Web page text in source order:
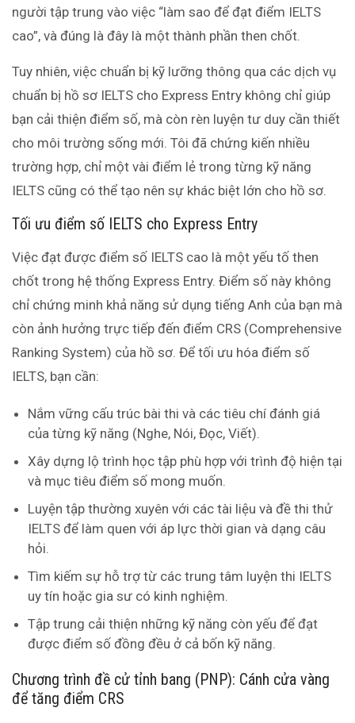
người tập trung vào việc “làm sao để đạt điểm IELTS
cao”, và đúng là đây là một thành phần then chốt.
Tuy nhiên, việc chuẩn bị kỹ lưỡng thông qua các dịch vụ
chuẩn bị hồ sơ IELTS cho Express Entry không chỉ giúp
bạn cải thiện điểm số, mà còn rèn luyện tư duy cần thiết
cho môi trường sống mới. Tôi đã chứng kiến nhiều
trường hợp, chỉ một vài điểm lẻ trong từng kỹ năng
IELTS cũng có thể tạo nên sự khác biệt lớn cho hồ sơ.
Tối ưu điểm số IELTS cho Express Entry
Việc đạt được điểm số IELTS cao là một yếu tố then
chốt trong hệ thống Express Entry. Điểm số này không
chỉ chứng minh khả năng sử dụng tiếng Anh của bạn mà
còn ảnh hưởng trực tiếp đến điểm CRS (Comprehensive
Ranking System) của hồ sơ. Để tối ưu hóa điểm số
IELTS, bạn cần:
Nắm vững cấu trúc bài thi và các tiêu chí đánh giá
của từng kỹ năng (Nghe, Nói, Đọc, Viết).
Xây dựng lộ trình học tập phù hợp với trình độ hiện tại
và mục tiêu điểm số mong muốn.
Luyện tập thường xuyên với các tài liệu và đề thi thử
IELTS để làm quen với áp lực thời gian và dạng câu
hỏi.
Tìm kiếm sự hỗ trợ từ các trung tâm luyện thi IELTS
uy tín hoặc gia sư có kinh nghiệm.
Tập trung cải thiện những kỹ năng còn yếu để đạt
được điểm số đồng đều ở cả bốn kỹ năng.
Chương trình đề cử tỉnh bang (PNP): Cánh cửa vàng
để tăng điểm CRS